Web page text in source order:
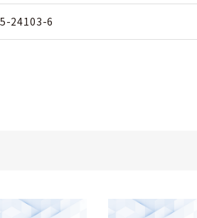
24103-6